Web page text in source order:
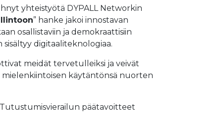
yhteistyötä DYPALL Networkin
” hanke jakoi innostavan
osallistaviin ja demokraattisiin
sisältyy digitaaliteknologiaa.
meidät tervetulleiksi ja veivät
mielenkiintoisen käytäntönsä nuorten
päätavoitteet